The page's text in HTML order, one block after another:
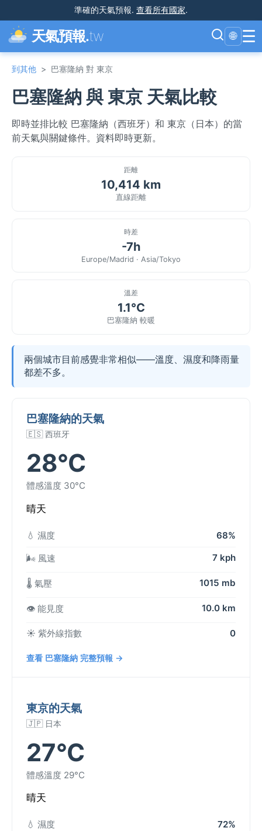
準確的天氣預報. 查看所有國家.
天氣預報.tw 🌐 ☰
到其他 > 巴塞隆納 對 東京
巴塞隆納 與 東京 天氣比較
即時並排比較 巴塞隆納（西班牙）和 東京（日本）的當
前天氣與關鍵條件。資料即時更新。
距離
10,414 km
直線距離
時差
-7h
Europe/Madrid · Asia/Tokyo
溫差
1.1°C
巴塞隆納 較暖
兩個城市目前感覺非常相似——溫度、濕度和降雨量
都差不多。
巴塞隆納的天氣
🇪🇸 西班牙
28°C
體感溫度 30°C
晴天
💧 濕度 68%
🌬️ 風速 7 kph
🌡️ 氣壓 1015 mb
👁️ 能見度 10.0 km
☀️ 紫外線指數 0
查看 巴塞隆納 完整預報 →
東京的天氣
🇯🇵 日本
27°C
體感溫度 29°C
晴天
💧 濕度 72%